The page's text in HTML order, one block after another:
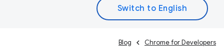
Chrome for Developers
Blog